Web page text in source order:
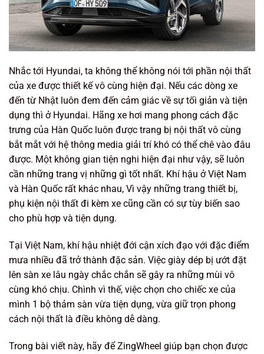
Nhắc tới Hyundai, ta không thể không nói tới phần nội thất
của xe được thiết kế vô cùng hiện đại. Nếu các dòng xe
đến từ Nhật luôn đem đến cảm giác về sự tối giản và tiện
dụng thì ở Hyundai. Hãng xe hơi mang phong cách đặc
trưng của Hàn Quốc luôn được trang bị nội thất vô cùng
bắt mắt với hệ thông media giải trí khó có thể chê vào đâu
được. Một không gian tiện nghi hiện đại như vậy, sẽ luôn
cần những trang vị những gì tốt nhất. Khí hậu ở Việt Nam
và Hàn Quốc rất khác nhau, Vì vậy những trang thiết bị,
phụ kiện nội thất đi kèm xe cũng cần có sự tùy biến sao
cho phù hợp và tiện dụng.
Tại Việt Nam, khí hậu nhiệt đới cận xích đạo với đặc điểm
mưa nhiều đã trở thành đặc sản. Việc giày dép bị ướt đặt
lên sàn xe lâu ngày chắc chắn sẽ gây ra những mùi vô
cùng khó chịu. Chình vì thế, việc chọn cho chiếc xe của
mình 1 bộ thảm sàn vừa tiện dụng, vừa giữ trọn phong
cách nội thất là điều không dễ dàng.
Trong bài viết này, hãy để ZingWheel giúp bạn chọn được